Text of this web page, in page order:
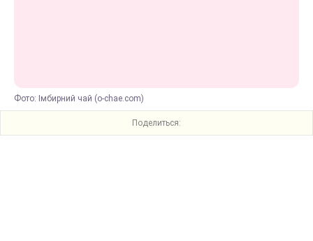
Фото: Імбирний чай (o-chae.com)
Поделиться: